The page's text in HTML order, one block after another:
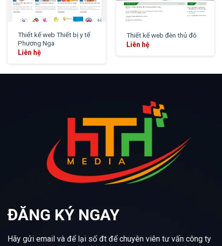
Thiết kế web Thiết bị y tế
Phương Nga
Liên hệ
Thiết kế web đèn thủ đô
Liên hệ
ĐĂNG KÝ NGAY
Hãy gửi email và để lại số đt để chuyên viên tư vấn công ty